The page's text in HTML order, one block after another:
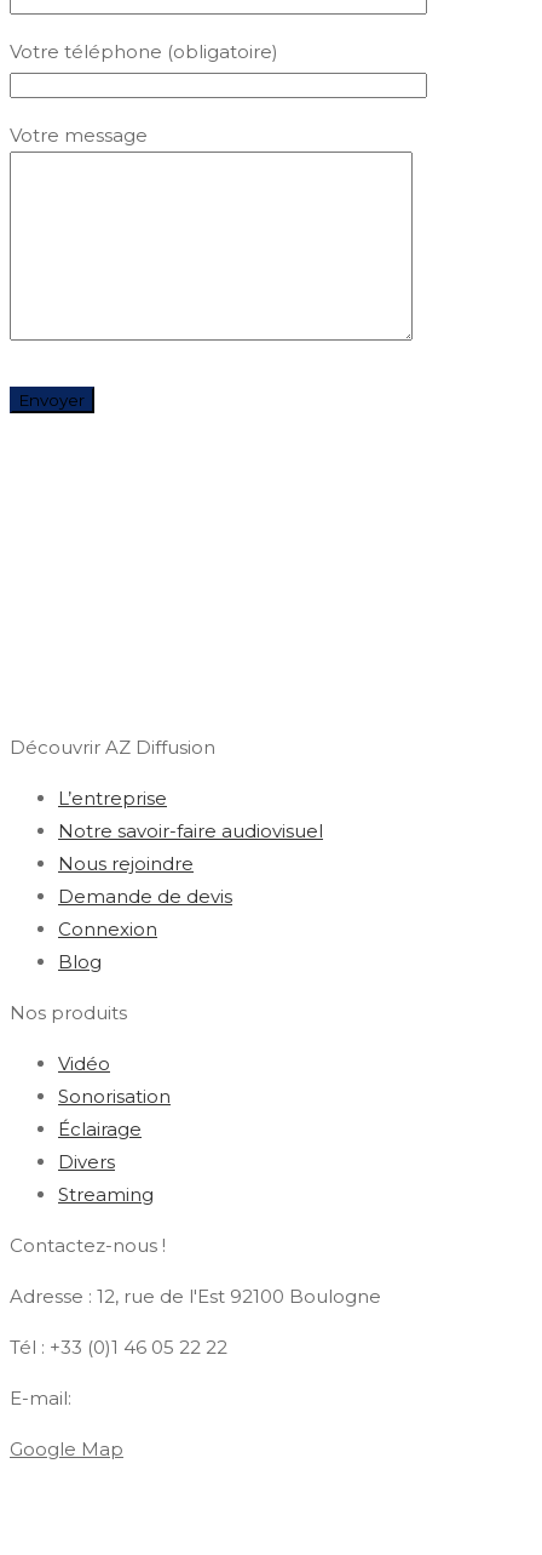
Votre téléphone (obligatoire)
Votre message
Découvrir AZ Diffusion
L’entreprise
Notre savoir-faire audiovisuel
Nous rejoindre
Demande de devis
Connexion
Blog
Nos produits
Vidéo
Sonorisation
Éclairage
Divers
Streaming
Contactez-nous !
Adresse : 12, rue de l'Est 92100 Boulogne
Tél : +33 (0)1 46 05 22 22
E-mail:
Google Map